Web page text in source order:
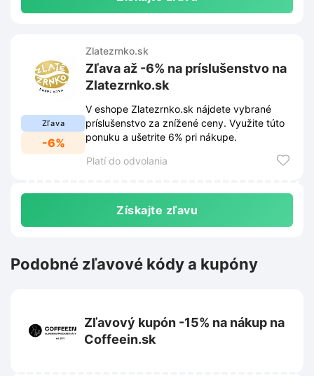
Zľava
-6%
Zlatezrnko.sk
Zľava až -6% na príslušenstvo na
Zlatezrnko.sk
V eshope Zlatezrnko.sk nájdete vybrané
príslušenstvo za znížené ceny. Využite túto
ponuku a ušetrite 6% pri nákupe.
Platí do odvolania
Získajte zľavu
Podobné zľavové kódy a kupóny
Zľavový kupón -15% na nákup na
Coffeein.sk